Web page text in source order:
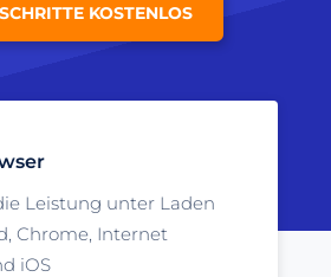
KOSTENLOS
Leistung unter Laden
Chrome, Internet
iOS